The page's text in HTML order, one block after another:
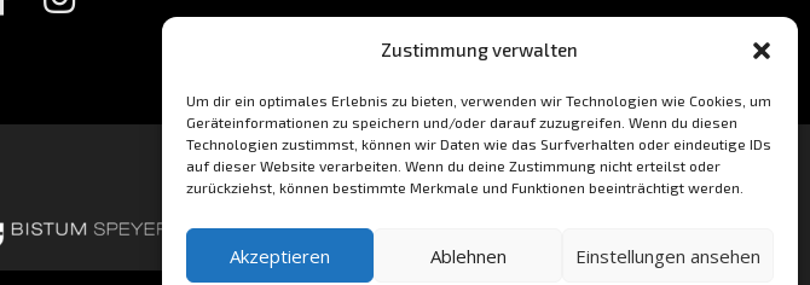
Zustimmung verwalten
Um dir ein optimales Erlebnis zu bieten, verwenden wir Technologien wie Cookies, um
Geräteinformationen zu speichern und/oder darauf zuzugreifen. Wenn du diesen
Technologien zustimmst, können wir Daten wie das Surfverhalten oder eindeutige IDs
auf dieser Website verarbeiten. Wenn du deine Zustimmung nicht erteilst oder
zurückziehst, können bestimmte Merkmale und Funktionen beeinträchtigt werden.
Akzeptieren Ablehnen Einstellungen ansehen